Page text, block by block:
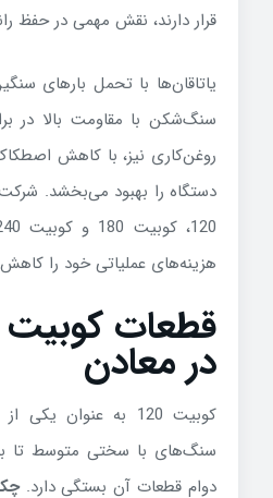
قرار دارند، نقش مهمی در حفظ
یاتاقان‌ها با تحمل بارهای
سنگ‌شکن با مقاومت بالا در
روغن‌کاری نیز، با کاهش
دستگاه را بهبود می‌بخشد. شرکت
120،
هزینه‌های عملیاتی خود را
در معادن
کوبیت 120 به
سنگ‌های با سختی متوسط تا
دوام قطعات آن بستگی دارد.